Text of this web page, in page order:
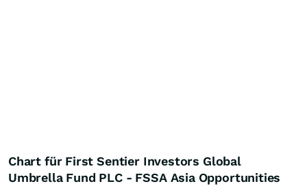
Chart für First Sentier Investors Global
Umbrella Fund PLC - FSSA Asia Opportunities